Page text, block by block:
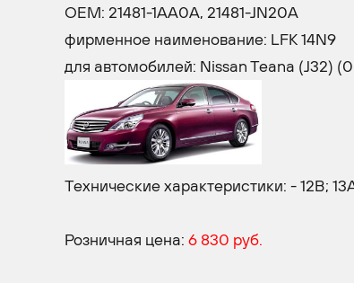
OEM: 21481-1AA0A, 21481-JN20A
фирменное наименование: LFK 14N9
для автомобилей: Nissan Teana (J32)
Технические характеристики: - 12В;
Розничная цена: 6 830 руб.